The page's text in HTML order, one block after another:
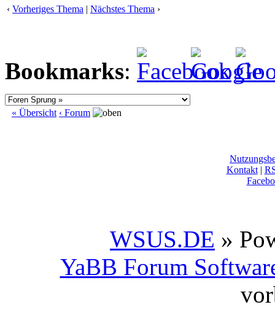
‹ Vorheriges Thema | Nächstes Thema ›
Bookmarks:
« Übersicht ‹ Forum
Kontakt|
WSUS.DE »
YaBB Forum